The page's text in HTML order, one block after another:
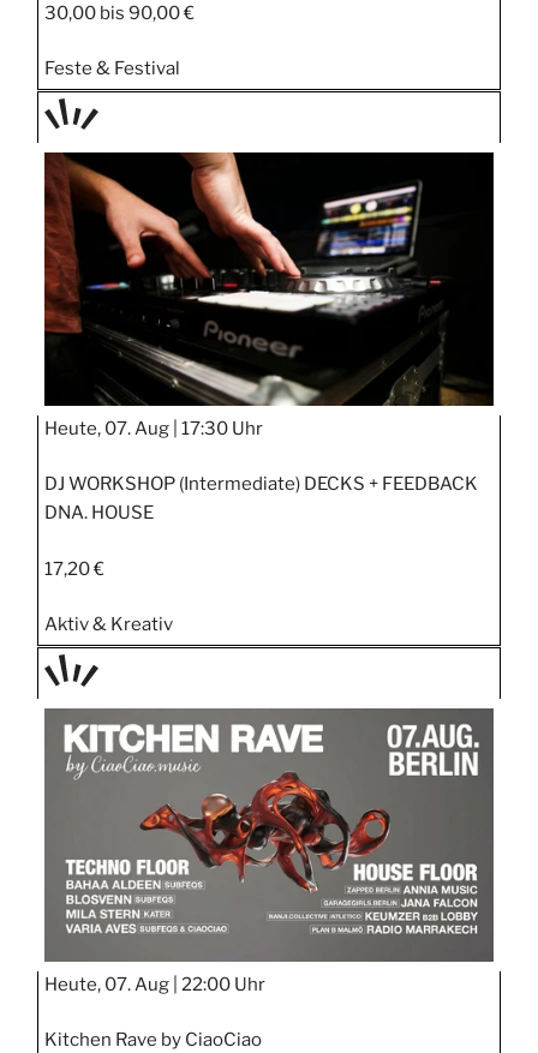
30,00 bis 90,00 €
Feste & Festival
TAGE
STIPP
Heute, 07. Aug | 17:30 Uhr
DJ WORKSHOP (Intermediate) DECKS + FEEDBACK
DNA. HOUSE
17,20 €
Aktiv & Kreativ
TAGE
STIPP
Heute, 07. Aug | 22:00 Uhr
Kitchen Rave by CiaoCiao